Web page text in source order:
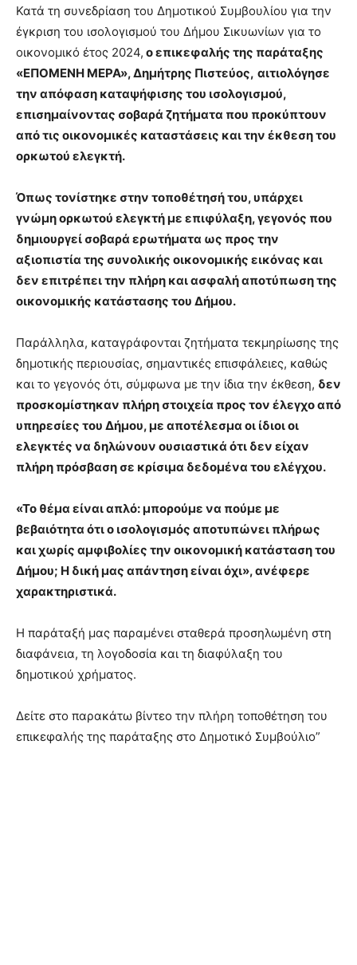
Κατά τη συνεδρίαση του Δημοτικού Συμβουλίου για την
έγκριση του ισολογισμού του Δήμου Σικυωνίων για το
οικονομικό έτος 2024, ο επικεφαλής της παράταξης
«ΕΠΟΜΕΝΗ ΜΕΡΑ», Δημήτρης Πιστεύος, αιτιολόγησε
την απόφαση καταψήφισης του ισολογισμού,
επισημαίνοντας σοβαρά ζητήματα που προκύπτουν
από τις οικονομικές καταστάσεις και την έκθεση του
ορκωτού ελεγκτή.
Όπως τονίστηκε στην τοποθέτησή του, υπάρχει
γνώμη ορκωτού ελεγκτή με επιφύλαξη, γεγονός που
δημιουργεί σοβαρά ερωτήματα ως προς την
αξιοπιστία της συνολικής οικονομικής εικόνας και
δεν επιτρέπει την πλήρη και ασφαλή αποτύπωση της
οικονομικής κατάστασης του Δήμου.
Παράλληλα, καταγράφονται ζητήματα τεκμηρίωσης της
δημοτικής περιουσίας, σημαντικές επισφάλειες, καθώς
και το γεγονός ότι, σύμφωνα με την ίδια την έκθεση, δεν
προσκομίστηκαν πλήρη στοιχεία προς τον έλεγχο από
υπηρεσίες του Δήμου, με αποτέλεσμα οι ίδιοι οι
ελεγκτές να δηλώνουν ουσιαστικά ότι δεν είχαν
πλήρη πρόσβαση σε κρίσιμα δεδομένα του ελέγχου.
«Το θέμα είναι απλό: μπορούμε να πούμε με
βεβαιότητα ότι ο ισολογισμός αποτυπώνει πλήρως
και χωρίς αμφιβολίες την οικονομική κατάσταση του
Δήμου; Η δική μας απάντηση είναι όχι», ανέφερε
χαρακτηριστικά.
Η παράταξή μας παραμένει σταθερά προσηλωμένη στη
διαφάνεια, τη λογοδοσία και τη διαφύλαξη του
δημοτικού χρήματος.
Δείτε στο παρακάτω βίντεο την πλήρη τοποθέτηση του
επικεφαλής της παράταξης στο Δημοτικό Συμβούλιο”